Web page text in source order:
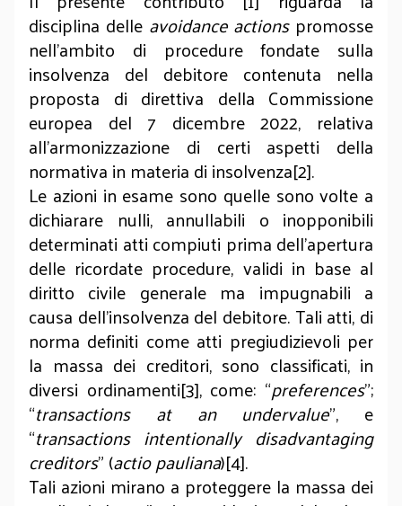
disciplina delle avoidance actions promosse
nell’ambito di procedure fondate sulla
insolvenza del debitore contenuta nella
proposta di direttiva della Commissione
europea del 7 dicembre 2022, relativa
all’armonizzazione di certi aspetti della
normativa in materia di insolvenza[2].
Le azioni in esame sono quelle sono volte a
dichiarare nulli, annullabili o inopponibili
determinati atti compiuti prima dell'apertura
delle ricordate procedure, validi in base al
diritto civile generale ma impugnabili a
causa dell'insolvenza del debitore. Tali atti, di
norma definiti come atti pregiudizievoli per
la massa dei creditori, sono classificati, in
diversi ordinamenti[3], come: “preferences”;
“transactions at an undervalue”, e
“transactions intentionally disadvantaging
creditors” (actio pauliana)[4].
Tali azioni mirano a proteggere la massa dei